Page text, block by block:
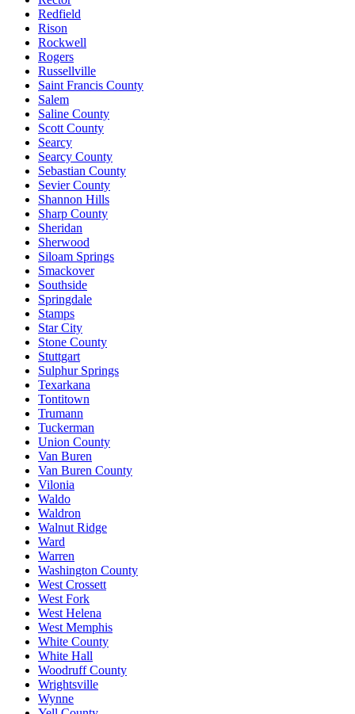
Redfield
Rison
Rockwell
Rogers
Russellville
Saint Francis County
Salem
Saline County
Scott County
Searcy
Searcy County
Sebastian County
Sevier County
Shannon Hills
Sharp County
Sheridan
Sherwood
Siloam Springs
Smackover
Southside
Springdale
Stamps
Star City
Stone County
Stuttgart
Sulphur Springs
Texarkana
Tontitown
Trumann
Tuckerman
Union County
Van Buren
Van Buren County
Vilonia
Waldo
Waldron
Walnut Ridge
Ward
Warren
Washington County
West Crossett
West Fork
West Helena
West Memphis
White County
White Hall
Woodruff County
Wrightsville
Wynne